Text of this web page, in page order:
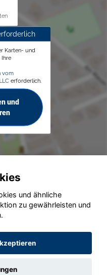
Karten- und
Ihre
vom
erforderlich.
und
und ähnliche
zu gewährleisten und